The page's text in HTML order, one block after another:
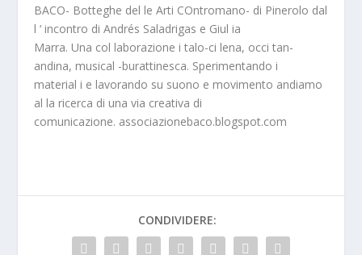
BACO- Botteghe del le Arti COntromano- di Pinerolo dal
l ‘ incontro di Andrés Saladrigas e Giul ia
Marra. Una col laborazione i talo-ci lena, occi tan-
andina, musical -burattinesca. Sperimentando i
material i e lavorando su suono e movimento andiamo
al la ricerca di una via creativa di
comunicazione. associazionebaco.blogspot.com
CONDIVIDERE: